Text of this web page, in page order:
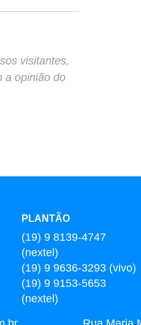
visitantes,
a opinião do
PLANTÃO
(19) 9 8139-4747
(nextel)
(19) 9 9636-3293 (vivo)
(19) 9 9153-5653
(nextel)